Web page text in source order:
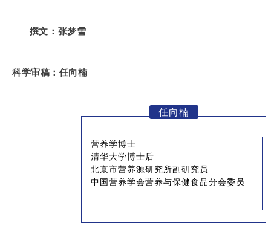
撰文： 张梦雪
科学审稿：任向楠
任向楠
营养学博士
清华大学博士后
北京市营养源研究所副研究员
中国营养学会营养与保健食品分会委员